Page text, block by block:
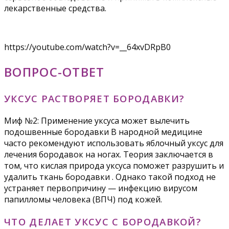
лекарственные средства.
https://youtube.com/watch?v=__64xvDRpB0
ВОПРОС-ОТВЕТ
УКСУС РАСТВОРЯЕТ БОРОДАВКИ?
Миф №2: Применение уксуса может вылечить
подошвенные бородавки В народной медицине
часто рекомендуют использовать яблочный уксус для
лечения бородавок на ногах. Теория заключается в
том, что кислая природа уксуса поможет разрушить и
удалить ткань бородавки . Однако такой подход не
устраняет первопричину — инфекцию вирусом
папилломы человека (ВПЧ) под кожей.
ЧТО ДЕЛАЕТ УКСУС С БОРОДАВКОЙ?